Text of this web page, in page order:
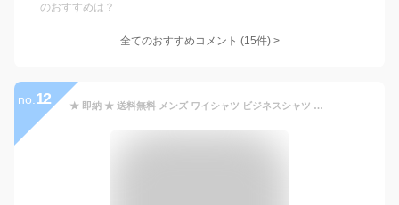
のおすすめは？
全てのおすすめコメント (15件) >
no. 12 ★ 即納 ★ 送料無料 メンズ ワイシャツ ビジネスシャツ カジュアルシャツ フィットネス 長袖 レギュラーカラー 無地 ノーアイロン ストレッチシャツ ビジネス 仕事 通勤 出張 就活 面接 会議 Yシャツ わいしゃつ シャツ 父の日 春 夏 オールシーズン cs01